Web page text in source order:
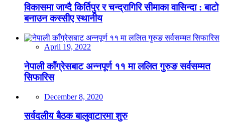
विकासमा जाग्दै किर्तिपुर र चन्द्रागिरि सीमाका वासिन्दा : बाटो
बनाउन कस्सीए स्थानीय
April 19, 2022
नेपाली काँग्रेसबाट अन्नपूर्ण ११ मा ललित गुरुङ सर्वसम्मत
सिफारिस
December 8, 2020
सर्वदलीय बैठक बालुवाटारमा शुरु